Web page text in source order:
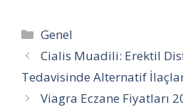
Kategoriler
Genel
Cialis Muadili: Erektil
Tedavisinde Alternatif
Viagra Eczane Fiyatları